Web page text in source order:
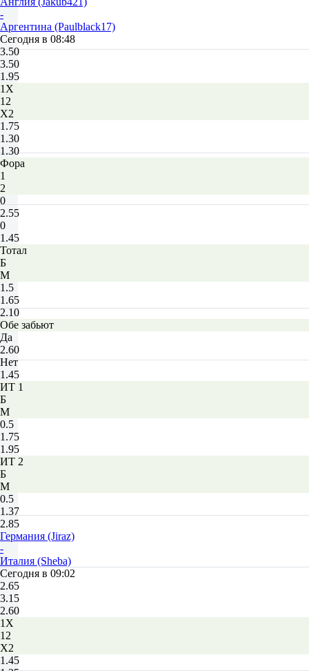
-
Аргентина (Paulblack17)
Сегодня в 08:48
3.50
3.50
1.95
1X
12
X2
1.75
1.30
1.30
Фора
1
2
0
2.55
0
1.45
Тотал
Б
М
1.5
1.65
2.10
Обе забьют
Да
2.60
Нет
1.45
ИТ 1
Б
М
0.5
1.75
1.95
ИТ 2
Б
М
0.5
1.37
2.85
Германия (Jiraz)
-
Италия (Sheba)
Сегодня в 09:02
2.65
3.15
2.60
1X
12
X2
1.45